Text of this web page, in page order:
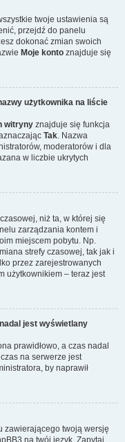
twoje ustawienia są
przejdź do panelu
dokonać zmian swoich
Moje konto znajduje się
użytkownika na liście
witryny znajduje się funkcja
Tak. Nazwa
moderatorów i dla
w liczbie ukrytych
niż ta, w której się
zarządzania kontem i
miejscem pobytu. Np.
strefy czasowej, tak jak i
przez zarejestrowanych
użytkownikiem – teraz jest
jest wyświetlany
prawidłowo, a czas nadal
na serwerze jest
by naprawił
zawierającego twoją wersję
na twój język. Zapytaj